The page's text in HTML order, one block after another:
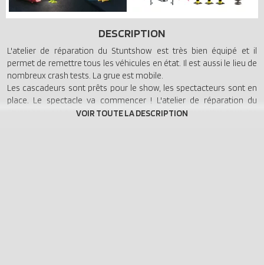
DESCRIPTION
L'atelier de réparation du Stuntshow est très bien équipé et il
permet de remettre tous les véhicules en état. Il est aussi le lieu de
nombreux crash tests. La grue est mobile.
Les cascadeurs sont prêts pour le show, les spectacteurs sont en
place. Le spectacle va commencer ! L'atelier de réparation du
Stuntshow est très bien équipé et il permet de remettre tous les